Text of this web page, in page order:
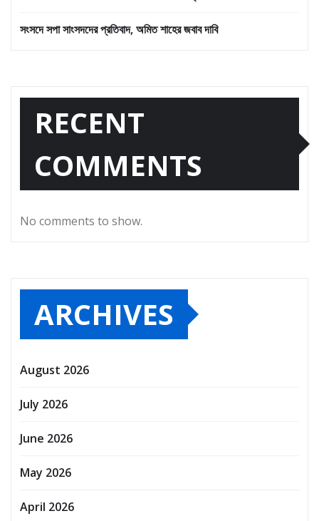
সংসদে সপা সাংসদদের প্রতিবাদ, অমিত শাহের জবাব দাবি
RECENT
COMMENTS
No comments to show.
ARCHIVES
August 2026
July 2026
June 2026
May 2026
April 2026